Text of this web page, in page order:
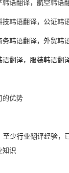
韩语翻译，航空韩语
技韩语翻译，公证韩
务韩语翻译，外贸韩
语翻译，服装韩语翻
的优势
至少行业翻译经验，
知识